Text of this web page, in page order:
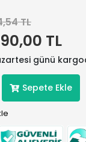
TL
TL
günü
Sepete Ekle